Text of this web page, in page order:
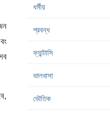
ধর্মীয়
প্রবন্ধ
ফ্যান্টাসি
ভালবাসা
ভৌতিক